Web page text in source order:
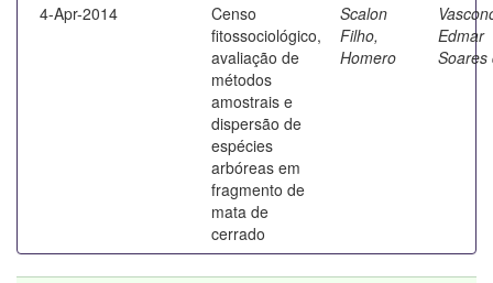
4-Apr-2014
Censo
fitossociológico,
avaliação de
métodos
amostrais e
dispersão de
espécies
arbóreas em
fragmento de
mata de
cerrado
Scalon
Filho,
Homero
Edmar
Soares